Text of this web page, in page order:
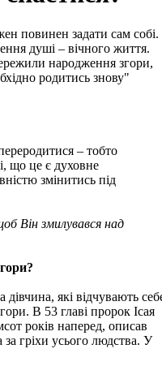
повинен задати сам собі.
душі – вічного життя.
народження згори,
родитись знову"
– тобто
що це є духовне
змінитись під
Він змилувався над
які відчувають
В 53 главі пророк Ісая
років наперед, описав
гріхи усього людства. У